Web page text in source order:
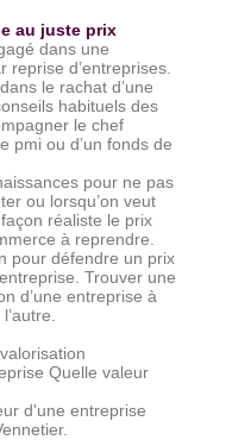
au juste prix
dans une
d’entreprises.
le rachat d’une
habituels des
le chef
pmi ou d’un fonds de
pour ne pas
ou lorsqu’on veut
réaliste le prix
à reprendre.
pour défendre un prix
Trouver une
d’une entreprise à
Quelle valeur
d'une entreprise